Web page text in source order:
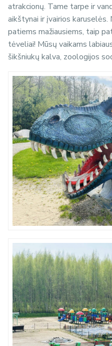
atrakcionų. Tame tarpe ir
aikštynai ir įvairios
patiems mažiausiems, taip
tėveliai! Mūsų vaikams
šikšniukų kalva, zoologijos